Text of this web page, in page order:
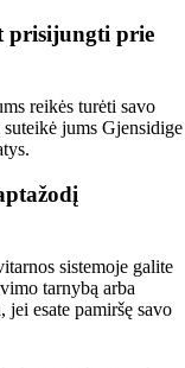
prisijungti prie
reikės turėti savo
jums Gjensidige
sistemoje galite
tarnybą arba
esate pamiršę savo